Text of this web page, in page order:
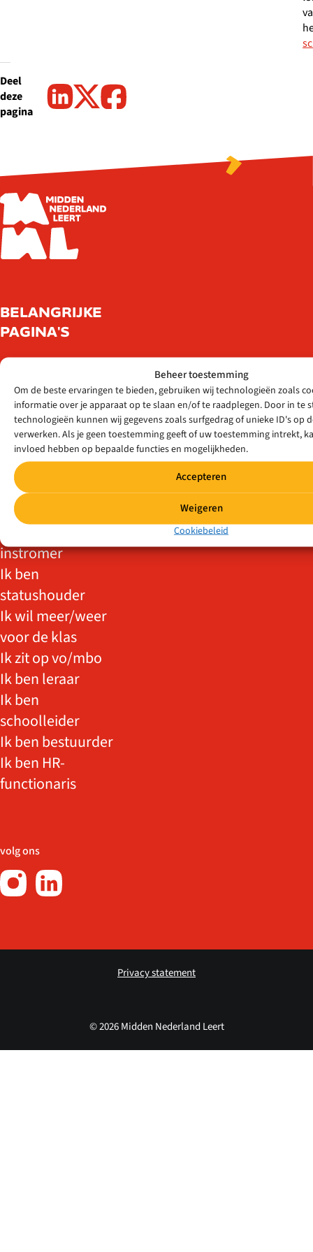
Beheer toestemming
Om de beste ervaringen te bieden, gebruiken wij technologieën zoals
informatie over je apparaat op te slaan en/of te raadplegen. Door in te
technologieën kunnen wij gegevens zoals surfgedrag of unieke ID's op
verwerken. Als je geen toestemming geeft of uw toestemming intrekt,
invloed hebben op bepaalde functies en mogelijkheden.
Accepteren
Weigeren
Cookiebeleid
Deel
deze
pagina
volg ons
BELANGRIJKE
PAGINA'S
Actueel
Voor jou
Kaart
Contact
DOELGROEPEN
Ik ben zij-
instromer
Ik ben
statushouder
Ik wil meer/weer
voor de klas
Ik zit op vo/mbo
Ik ben leraar
Ik ben
schoolleider
Ik ben bestuurder
Ik ben HR-
functionaris
© 2026 Midden Nederland Leert
Privacy statement